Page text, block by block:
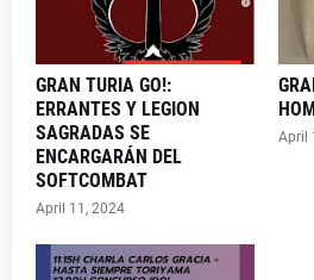
GRAN TURIA GO!:
ERRANTES Y LEGION
SAGRADAS SE
ENCARGARÁN DEL
SOFTCOMBAT
April 11, 2024
April